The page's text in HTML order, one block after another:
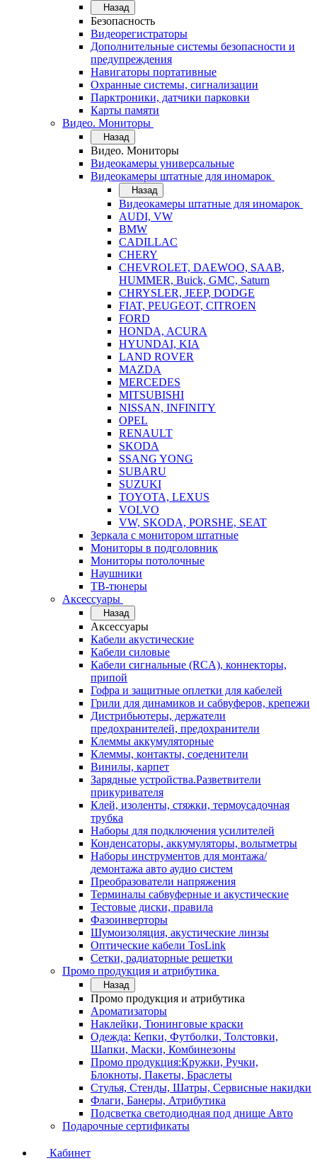
Назад
Безопасность
Видеорегистраторы
Дополнительные системы безопасности и
предупреждения
Навигаторы портативные
Охранные системы, сигнализации
Парктроники, датчики парковки
Карты памяти
Видео. Мониторы
Назад
Видео. Мониторы
Видеокамеры универсальные
Видеокамеры штатные для иномарок
Назад
Видеокамеры штатные для иномарок
AUDI, VW
BMW
CADILLAC
CHERY
CHEVROLET, DAEWOO, SAAB,
HUMMER, Buick, GMC, Saturn
CHRYSLER, JEEP, DODGE
FIAT, PEUGEOT, CITROEN
FORD
HONDA, ACURA
HYUNDAI, KIA
LAND ROVER
MAZDA
MERCEDES
MITSUBISHI
NISSAN, INFINITY
OPEL
RENAULT
SKODA
SSANG YONG
SUBARU
SUZUKI
TOYOTA, LEXUS
VOLVO
VW, SKODA, PORSHE, SEAT
Зеркала с монитором штатные
Мониторы в подголовник
Мониторы потолочные
Наушники
ТВ-тюнеры
Аксессуары
Назад
Аксессуары
Кабели акустические
Кабели силовые
Кабели сигнальные (RCA), коннекторы,
припой
Гофра и защитные оплетки для кабелей
Грили для динамиков и сабвуферов, крепежи
Дистрибьютеры, держатели
предохранителей, предохранители
Клеммы аккумуляторные
Клеммы, контакты, соеденители
Винилы, карпет
Зарядные устройства.Разветвители
прикуривателя
Клей, изоленты, стяжки, термоусадочная
трубка
Наборы для подключения усилителей
Конденсаторы, аккумуляторы, вольтметры
Наборы инструментов для монтажа/
демонтажа авто аудио систем
Преобразователи напряжения
Терминалы сабвуферные и акустические
Тестовые диски, правила
Фазоинверторы
Шумоизоляция, акустические линзы
Оптические кабели TosLink
Сетки, радиаторные решетки
Промо продукция и атрибутика
Назад
Промо продукция и атрибутика
Ароматизаторы
Наклейки, Тюнинговые краски
Одежда: Кепки, Футболки, Толстовки,
Шапки, Маски, Комбинезоны
Промо продукция:Кружки, Ручки,
Блокноты, Пакеты, Браслеты
Стулья, Стенды, Шатры, Сервисные накидки
Флаги, Банеры, Атрибутика
Подсветка светодиодная под днище Авто
Подарочные сертификаты
Кабинет